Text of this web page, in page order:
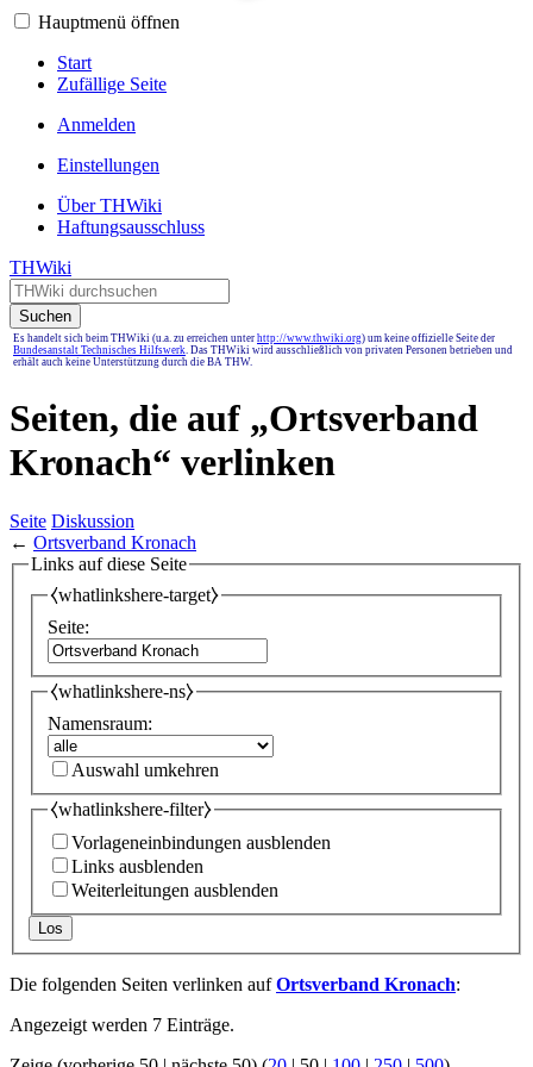
Hauptmenü öffnen
Start
Zufällige Seite
Anmelden
Einstellungen
Über THWiki
Haftungsausschluss
THWiki
Suchen
Es handelt sich beim THWiki (u.a. zu erreichen unter http://www.thwiki.org) um keine offizielle Seite der
Bundesanstalt Technisches Hilfswerk. Das THWiki wird ausschließlich von privaten Personen betrieben und
erhält auch keine Unterstützung durch die BA THW.
Seiten, die auf „Ortsverband
Kronach“ verlinken
Seite Diskussion
← Ortsverband Kronach
Links auf diese Seite
⧼whatlinkshere-target⧽
Seite:
⧼whatlinkshere-ns⧽
Namensraum:
Auswahl umkehren
⧼whatlinkshere-filter⧽
Vorlageneinbindungen ausblenden
Links ausblenden
Weiterleitungen ausblenden
Los
Die folgenden Seiten verlinken aufOrtsverband Kronach:
Angezeigt werden 7 Einträge.